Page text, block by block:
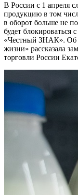
В России с 1 апреля
продукцию в том
в оборот больше не
будет
«Честный ЗНАК». Об
жизни» рассказала
торговли России